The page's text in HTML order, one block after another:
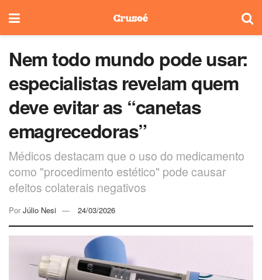
Nem todo mundo pode usar:
especialistas revelam quem
deve evitar as “canetas
emagrecedoras”
Médicos destacam que o uso do medicamento
como "procedimento estético" pode causar
efeitos colaterais negativos
Por Júlio Nesi 24/03/2026